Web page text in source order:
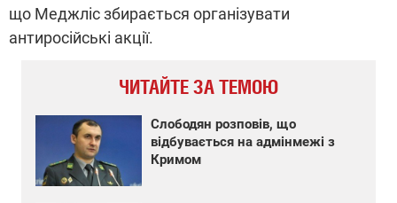
що Меджліс збирається організувати
антиросійські акції.
ЧИТАЙТЕ ЗА ТЕМОЮ
Слободян розповів, що
відбувається на адмінмежі з
Кримом